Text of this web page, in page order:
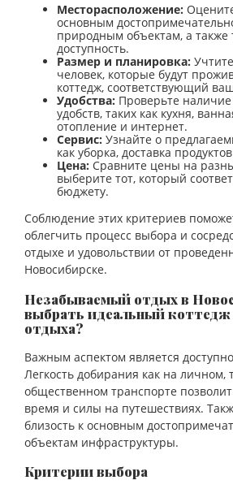
Месторасположение:
основным
природным объектам, а также
доступность.
Размер и планировка:
человек, которые будут
коттедж, соответствующий
Удобства: Проверьте
удобств, таких как кухня,
отопление и интернет.
Сервис: Узнайте о
как уборка, доставка
Цена: Сравните цены на
выберите тот, который
бюджету.
Соблюдение этих критериев
облегчить процесс выбора и
отдыхе и удовольствии от
Новосибирске.
Незабываемый отдых в
выбрать идеальный коттедж
отдыха?
Важным аспектом является
Легкость добирания как на личном,
общественном транспорте
время и силы на путешествиях.
близость к основным
объектам инфраструктуры.
Критерии выбора